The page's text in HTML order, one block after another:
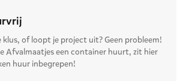
klus, of loopt je project uit? Geen probleem!
Afvalmaatjes een container huurt, zit hier
huur inbegrepen!